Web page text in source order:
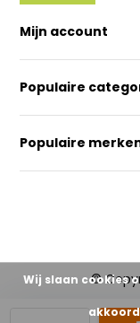
Mijn account
Populaire
Populaire
©
Wij slaan cookies